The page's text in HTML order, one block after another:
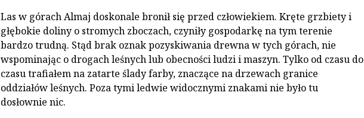
Las w górach Almaj doskonale bronił się przed człowiekiem. Kręte grzbiety i
głębokie doliny o stromych zboczach, czyniły gospodarkę na tym terenie
bardzo trudną. Stąd brak oznak pozyskiwania drewna w tych górach, nie
wspominając o drogach leśnych lub obecności ludzi i maszyn. Tylko od czasu do
czasu trafiałem na zatarte ślady farby, znaczące na drzewach granice
oddziałów leśnych. Poza tymi ledwie widocznymi znakami nie było tu
dosłownie nic.